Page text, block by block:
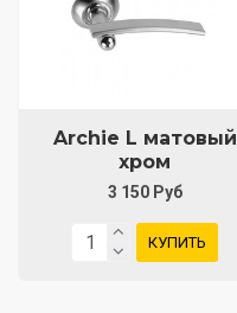
Archie L матовый
хром
3 150 Руб
КУПИТЬ